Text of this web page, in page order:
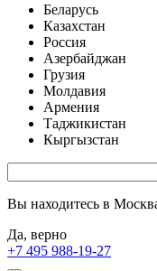
Беларусь
Казахстан
Россия
Азербайджан
Грузия
Молдавия
Армения
Таджикистан
Кыргызстан
Вы находитесь в
Да, верно
+7 495 988-19-27